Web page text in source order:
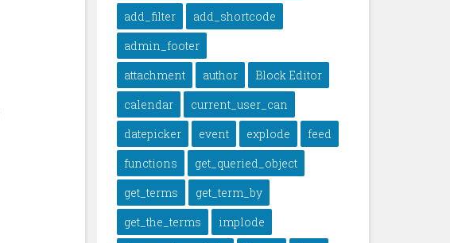
add_filter
add_shortcode
admin_footer
attachment
author
Block Editor
calendar
current_user_can
datepicker
event explode
feed
functions
get_queried_object
get_terms
get_term_by
get_the_terms
implode